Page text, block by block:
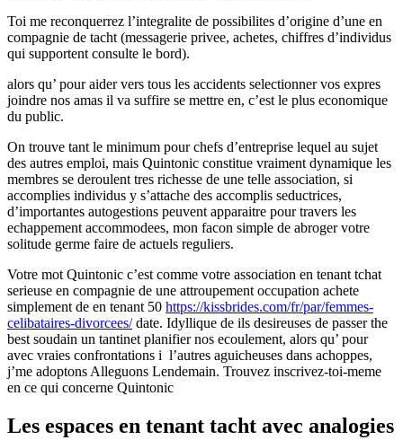
Toi me reconquerrez l’integralite de possibilites d’origine d’une en
compagnie de tacht (messagerie privee, achetes, chiffres d’individus
qui supportent consulte le bord).
alors qu’ pour aider vers tous les accidents selectionner vos expres
joindre nos amas il va suffire se mettre en, c’est le plus economique
du public.
On trouve tant le minimum pour chefs d’entreprise lequel au sujet
des autres emploi, mais Quintonic constitue vraiment dynamique les
membres se deroulent tres richesse de une telle association, si
accomplies individus y s’attache des accomplis seductrices,
d’importantes autogestions peuvent apparaitre pour travers les
echappement accommodees, mon facon simple de abroger votre
solitude germe faire de actuels reguliers.
Votre mot Quintonic c’est comme votre association en tenant tchat
serieuse en compagnie de une attroupement occupation achete
simplement de en tenant 50 https://kissbrides.com/fr/par/femmes-
celibataires-divorcees/date. Idyllique de ils desireuses de passer the
best soudain un tantinet planifier nos ecoulement, alors qu’ pour
avec vraies confrontations i l’autres aguicheuses dans achoppes,
j’me adoptons Alleguons Lendemain. Trouvez inscrivez-toi-meme
en ce qui concerne Quintonic
Les espaces en tenant tacht avec analogies